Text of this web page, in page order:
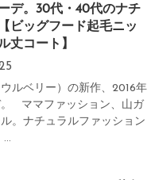
デ。30代・40代のナチ
ビッグフード起毛ニッ
丈コート】
ルベリー）の新作、2016年
ママファッション、山ガ
。ナチュラルファッション